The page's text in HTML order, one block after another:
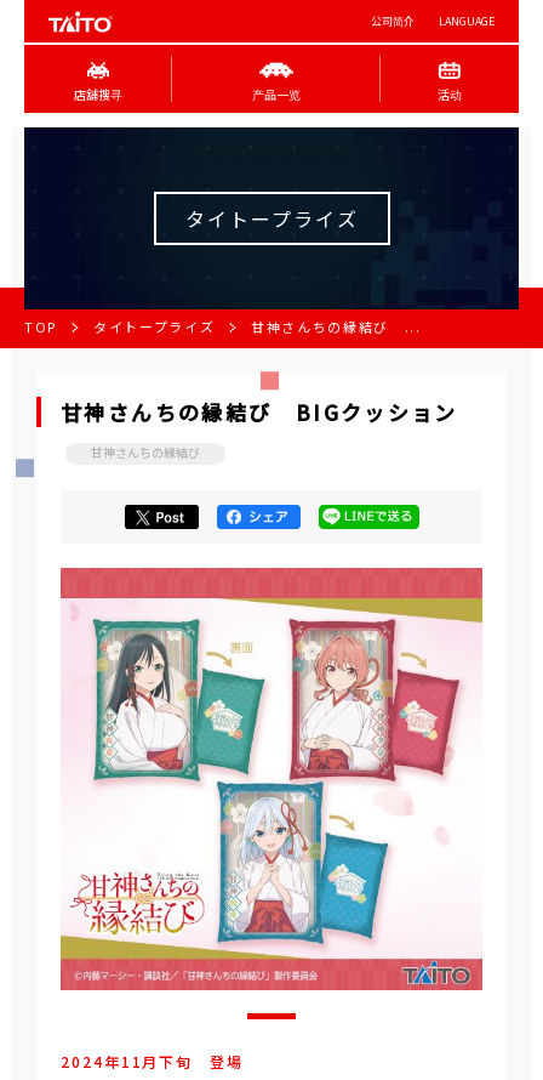
公司简介 LANGUAGE
店舖搜寻 产品一览 活动
タイトープライズ
TOP タイトープライズ 甘神さんちの縁結び ...
甘神さんちの縁結び BIGクッション
甘神さんちの縁結び
2024年11月下旬 登場